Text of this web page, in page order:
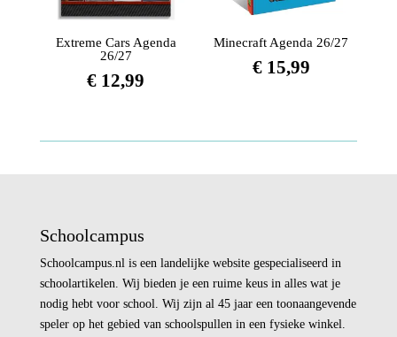
Extreme Cars Agenda
26/27
€ 12,99
Minecraft Agenda 26/27
€15,99
Schoolcampus
Schoolcampus.nl is een landelijke website gespecialiseerd in
schoolartikelen. Wij bieden je een ruime keus in alles wat je
nodig hebt voor school. Wij zijn al 45 jaar een toonaangevende
speler op het gebied van schoolspullen in een fysieke winkel.